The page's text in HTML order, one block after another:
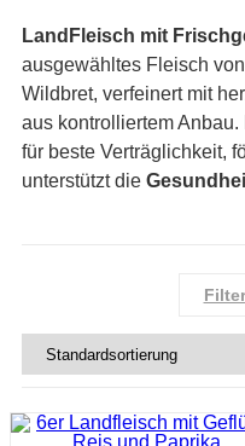
LandFleisch mit
ausgewähltes Fleisch
Wildbret, verfeinert mit
aus kontrolliertem
für beste Verträglichkeit,
unterstützt die
Filter